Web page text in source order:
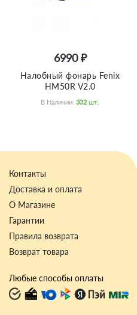
6990 ₽
Налобный фонарь Fenix
HM50R V2.0
В Наличии: 332 Шт.
Контакты
Доставка и оплата
О Магазине
Гарантии
Правила возврата
Возврат товара
Любые способы оплаты